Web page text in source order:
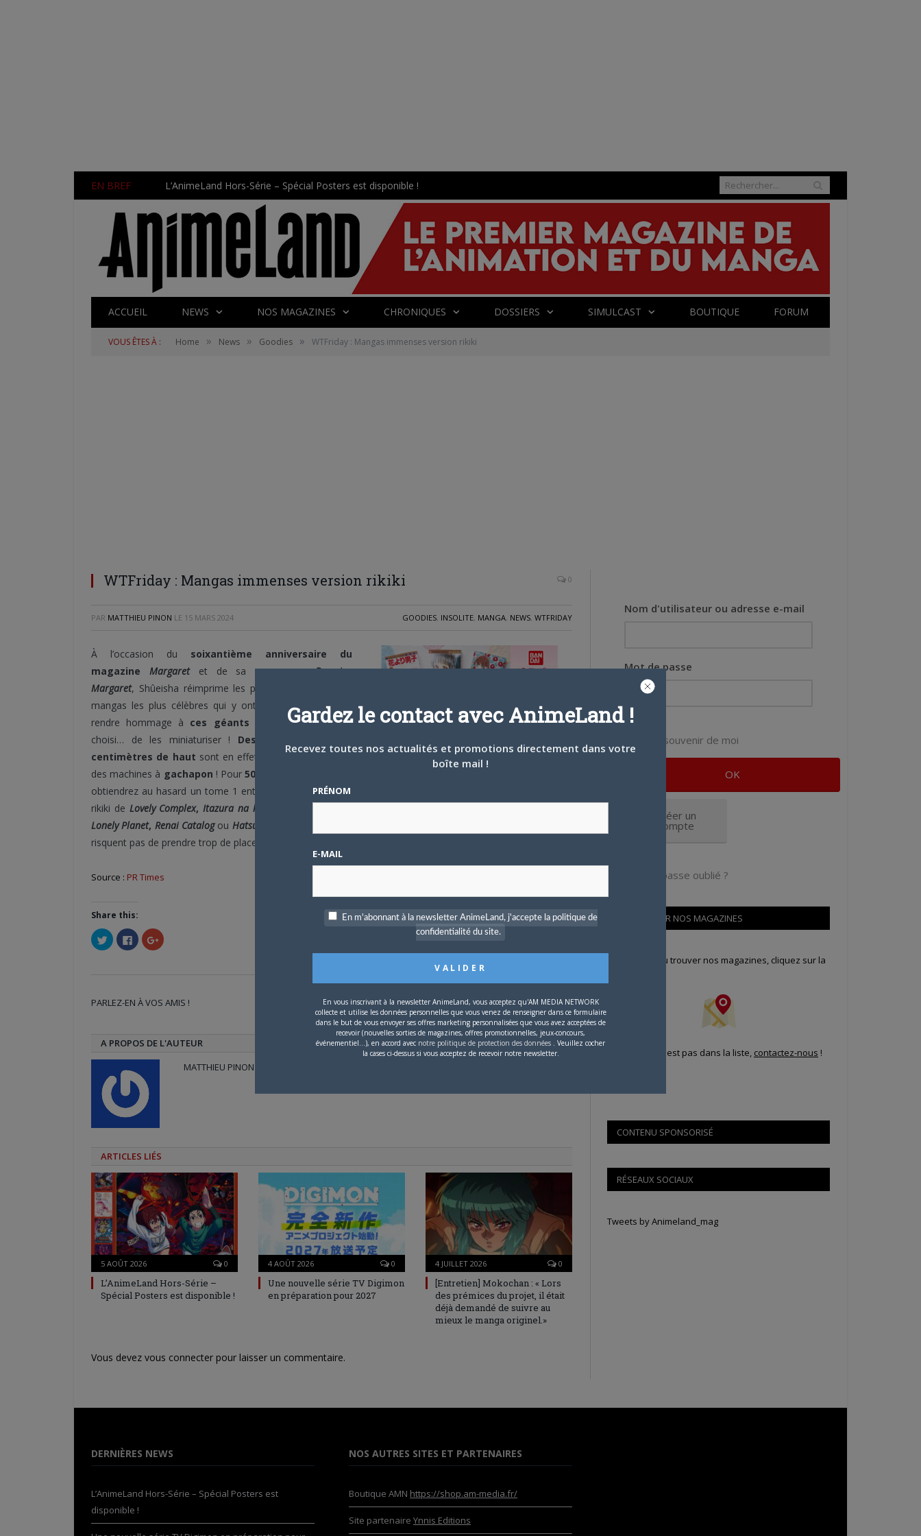
EN BREF L’AnimeLand Hors-Série – Spécial Posters est disponible !
ACCUEIL NEWS NOS MAGAZINES CHRONIQUES DOSSIERS SIMULCAST BOUTIQUE FORUM
VOUS ÊTES À : Home » News » Goodies » WTFriday : Mangas immenses version rikiki
WTFriday : Mangas immenses version rikiki 0
PAR MATTHIEU PINON LE 15 MARS 2024 GOODIES, INSOLITE, MANGA, NEWS, WTFRIDAY
À l’occasion du soixantième anniversaire du
magazine Margaretet de sa revue-sœurBessatsu
Margaret, Shûeisha réimprime les premiers volumes des
mangas les plus célèbres qui y ont été publiés. Et pour
rendre hommage à ces géants du shôjo, l’éditeur a
choisi… de les miniaturiser ! Des volumes de cinq
centimètres de haut sont en effet à collectionner dans
des machines à gachapon ! Pour500 yens (3,10 €)
obtiendrez au hasard un tome 1 entier (200 à 250 pages)
rikiki de Lovely Complex, Itazura na kiss
Lonely Planet, Renai Catalog ou Hatsukare
risquent pas de prendre trop de place sur vos étagères !
Source : PR Times
Share this:
Cliquez
pour
partager
fenêtre)
Cliquez
pour
partager
fenêtre)
Cliquez
pour
nouvelle
PARLEZ-EN À VOS AMIS ! TwitterFacebookGoogle+PinterestLinkedInTumblr Email
A PROPOS DE L'AUTEUR
MATTHIEU PINON
ARTICLES LIÉS
5 AOÛT 2026 0
L’AnimeLand Hors-Série –
Spécial Posters est disponible !
4 AOÛT 2026 0
Une nouvelle série TV Digimon
en préparation pour 2027
4 JUILLET 2026 0
[Entretien] Mokochan : « Lors
des prémices du projet, il était
déjà demandé de suivre au
mieux le manga originel.»
Vous devez vous connecter pour laisser un commentaire.
Nom d'utilisateur ou adresse e-mail
Mot de passe
Se souvenir de moi
Créer un
compte
Mot de passe oublié ?
OÙ TROUVER NOS MAGAZINES
Pour savoir où trouver nos magazines, cliquez sur la
Si votre ville n'est pas dans la liste, contactez-nous !
CONTENU SPONSORISÉ
RÉSEAUX SOCIAUX
Tweets by Animeland_mag
DERNIÈRES NEWS
L’AnimeLand Hors-Série – Spécial Posters est
disponible !
NOS AUTRES SITES ET PARTENAIRES
Boutique AMN https://shop.am-media.fr/
Site partenaire Ynnis Editions
Gardez le contact avec AnimeLand !
Recevez toutes nos actualités et promotions directement dans votre
boîte mail !
PRÉNOM
E-MAIL
En m'abonnant à la newsletter AnimeLand, j'accepte la politique de
confidentialité du site.
En vous inscrivant à la newsletter AnimeLand, vous acceptez qu'AM MEDIA NETWORK
collecte et utilise les données personnelles que vous venez de renseigner dans ce formulaire
dans le but de vous envoyer ses offres marketing personnalisées que vous avez acceptées de
recevoir (nouvelles sorties de magazines, offres promotionnelles, jeux-concours,
événementiel...), en accord avec notre politique de protection des données . Veuillez cocher
la cases ci-dessus si vous acceptez de recevoir notre newsletter.